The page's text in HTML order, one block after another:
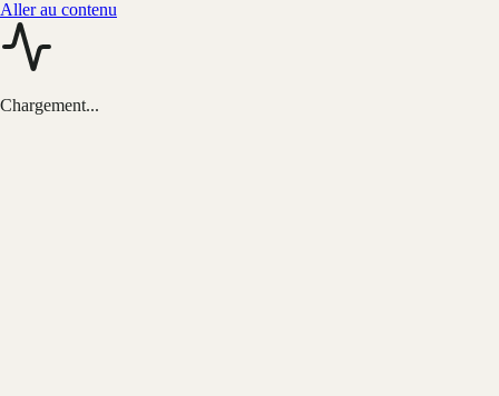
Aller au contenu
Chargement...